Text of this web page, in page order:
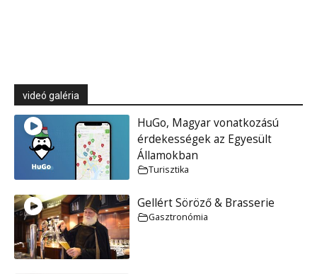
videó galéria
HuGo, Magyar vonatkozású
érdekességek az Egyesült
Államokban
Turisztika
Gellért Söröző & Brasserie
Gasztronómia